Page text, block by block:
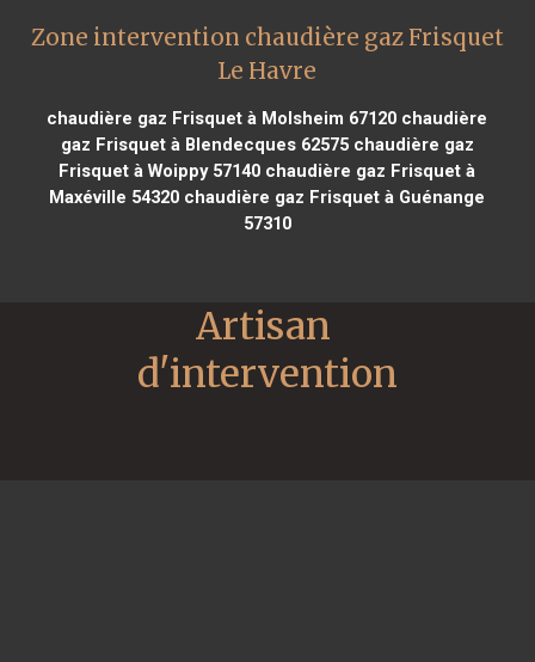
Zone intervention chaudière gaz Frisquet
Le Havre
chaudière gaz Frisquet à Molsheim 67120 chaudière
gaz Frisquet à Blendecques 62575chaudière gaz
Frisquet à Woippy 57140 chaudière gaz Frisquet à
Maxéville 54320 chaudière gaz Frisquet à Guénange
57310
Artisan
d'intervention